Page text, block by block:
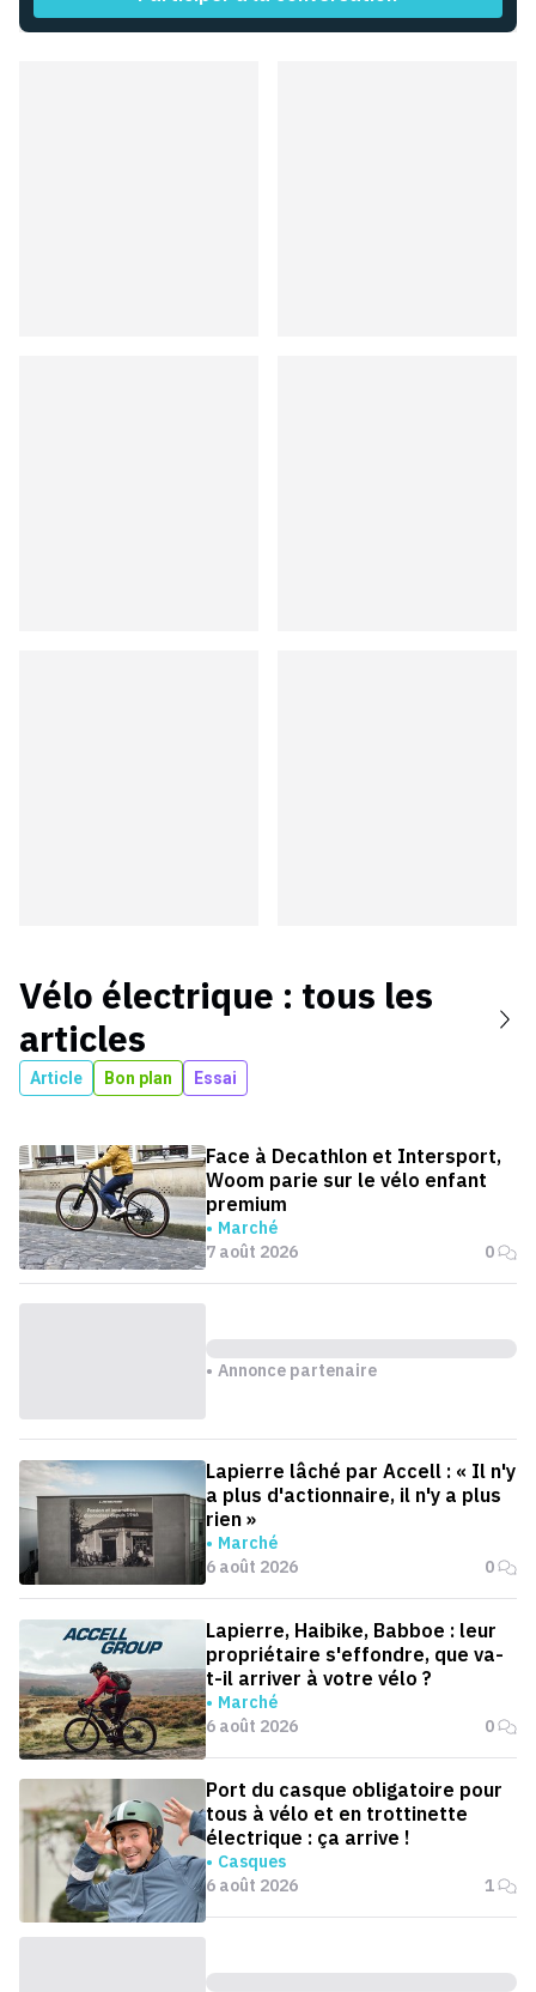
Vélo électrique : tous les
articles
Article Bon plan Essai
Face à Decathlon et Intersport,
Woom parie sur le vélo enfant
premium
Marché
7 août 2026
0
Annonce partenaire
Lapierre lâché par Accell : « Il n'y
a plus d'actionnaire, il n'y a plus
rien »
Marché
6 août 2026
0
Lapierre, Haibike, Babboe : leur
propriétaire s'effondre, que va-
t-il arriver à votre vélo ?
Marché
6 août 2026
0
Port du casque obligatoire pour
tous à vélo et en trottinette
électrique : ça arrive !
Casques
6 août 2026
1